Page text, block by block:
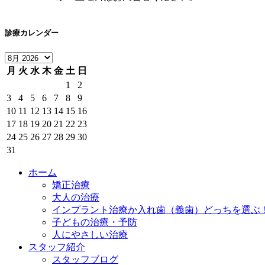
診療カレンダー
月 火 水 木 金 土 日
1
2
3
4 5 6 7 8
9
10 11 12 13 14 15 16
17 18 19 20 21 22 23
24 25 26 27 28 29 30
31
ホーム
矯正治療
大人の治療
インプラント治療か入れ歯（義歯）どっちを選ぶ
子どもの治療・予防
人にやさしい治療
スタッフ紹介
スタッフブログ